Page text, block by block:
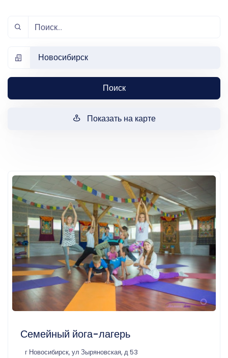
Новосибирск
Поиск
Показать на карте
Семейный йога-лагерь
г Новосибирск, ул Зыряновская, д 53